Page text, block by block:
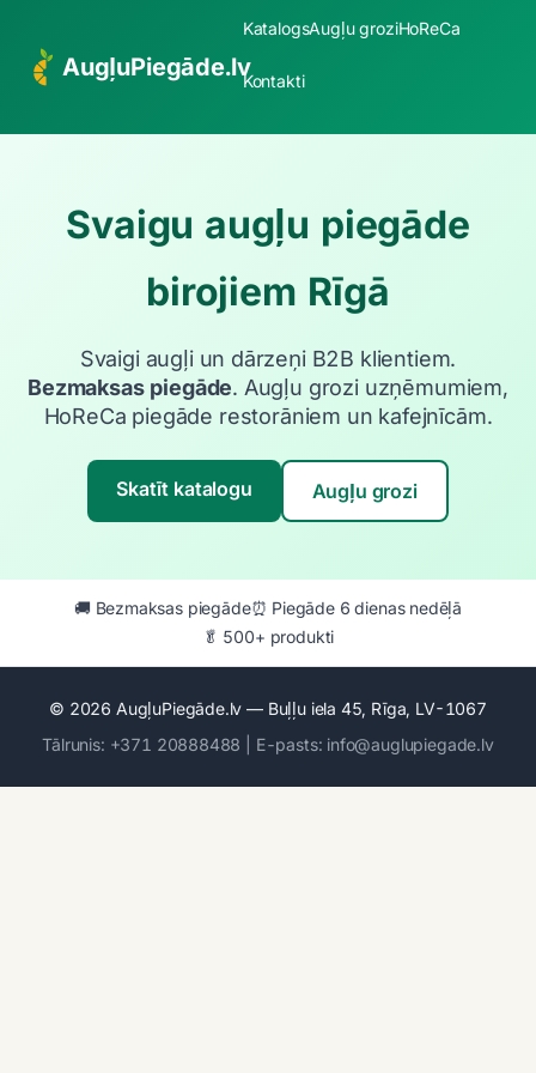
AugļuPiegāde.lv
KatalogsAugļu groziHoReCa
Kontakti
Svaigu augļu piegāde
birojiem Rīgā
Svaigi augļi un dārzeņi B2B klientiem.
Bezmaksas piegāde. Augļu grozi uzņēmumiem,
HoReCa piegāde restorāniem un kafejnīcām.
Skatīt katalogu Augļu grozi
🚚 Bezmaksas piegāde⏰ Piegāde 6 dienas nedēļā
🥬 500+ produkti
© 2026 AugļuPiegāde.lv — Buļļu iela 45, Rīga, LV-1067
Tālrunis: +371 20888488 | E-pasts: info@auglupiegade.lv